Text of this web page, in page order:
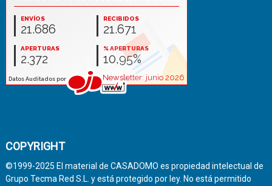
COPYRIGHT
©1999-2025 El material de CASADOMO es propiedad intelectual de
Grupo Tecma Red S.L. y está protegido por ley. No está permitido